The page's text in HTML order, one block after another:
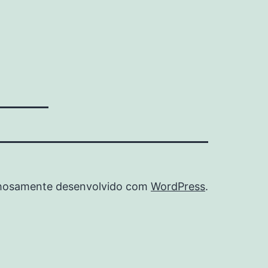
desenvolvido com WordPress.